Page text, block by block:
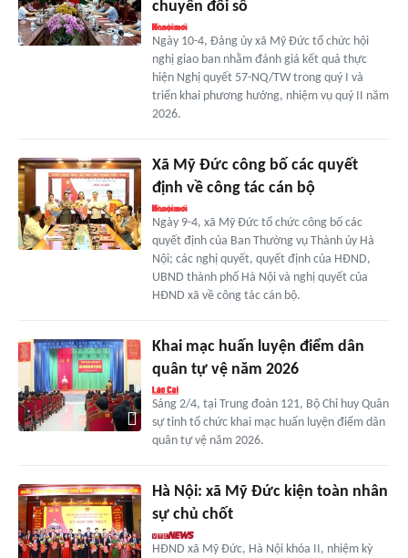
chuyển đổi số
Ngày 10-4, Đảng ủy xã Mỹ Đức tổ chức hội
nghị giao ban nhằm đánh giá kết quả thực
hiện Nghị quyết 57-NQ/TW trong quý I và
triển khai phương hướng, nhiệm vụ quý II năm
2026.
Xã Mỹ Đức công bố các quyết
định về công tác cán bộ
Ngày 9-4, xã Mỹ Đức tổ chức công bố các
quyết định của Ban Thường vụ Thành ủy Hà
Nội; các nghị quyết, quyết định của HĐND,
UBND thành phố Hà Nội và nghị quyết của
HĐND xã về công tác cán bộ.
Khai mạc huấn luyện điểm dân
quân tự vệ năm 2026
Sáng 2/4, tại Trung đoàn 121, Bộ Chỉ huy Quân
sự tỉnh tổ chức khai mạc huấn luyện điểm dân
quân tự vệ năm 2026.
Hà Nội: xã Mỹ Đức kiện toàn nhân
sự chủ chốt
HĐND xã Mỹ Đức, Hà Nội khóa II, nhiệm kỳ